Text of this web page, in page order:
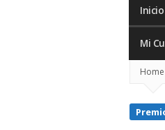
Inicio
Mi
Home